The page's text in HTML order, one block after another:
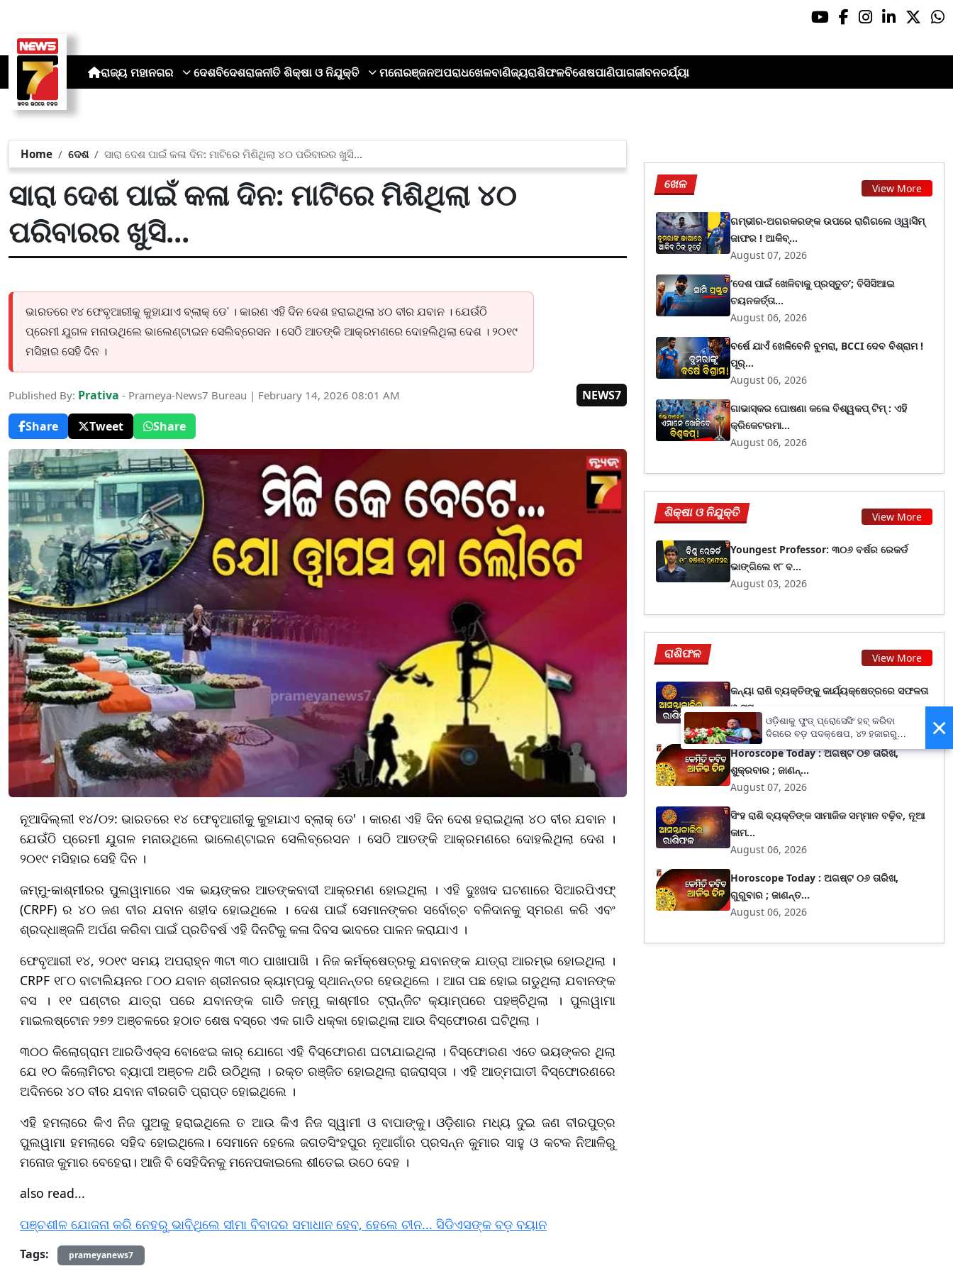
ରାଜ୍ୟ ମହାନଗର ଦେଶବିଦେଶରାଜନୀତି ଶିକ୍ଷା ଓ ନିଯୁକ୍ତି ମନୋରଞ୍ଜନଅପରାଧଖେଳବାଣିଜ୍ୟରାଶିଫଳବିଶେଷପାଣିପାଗଜୀବନଚର୍ଯ୍ୟା
Home ଦେଶ ସାରା ଦେଶ ପାଇଁ କଳା ଦିନ: ମାଟିରେ ମିଶିଥିଲା ୪୦ ପରିବାରର ଖୁସି...
ସାରା ଦେଶ ପାଇଁ କଳା ଦିନ: ମାଟିରେ ମିଶିଥିଲା ୪୦
ପରିବାରର ଖୁସି...
ଭାରତରେ ୧୪ ଫେବୃଆରୀକୁ କୁହାଯାଏ ବ୍ଲାକ୍ ଡେ' । କାରଣ ଏହି ଦିନ ଦେଶ ହରାଇଥିଲା ୪୦ ବୀର ଯବାନ । ଯେଉଁଠି
ପ୍ରେମୀ ଯୁଗଳ ମନାଉଥିଲେ ଭାଲେଣ୍ଟାଇନ ସେଲିବ୍ରେସନ । ସେଠି ଆତଙ୍କି ଆକ୍ରମଣରେ ଦୋହଲିଥିଲା ଦେଶ । ୨୦୧୯
ମସିହାର ସେହି ଦିନ ।
Published By: Prativa - Prameya-News7 Bureau | February 14, 2026 08:01 AM
NEWS7
Share
Tweet Share
ନୂଆଦିଲ୍ଲୀ ୧୪/୦୨: ଭାରତରେ ୧୪ ଫେବୃଆରୀକୁ କୁହାଯାଏ ବ୍ଲାକ୍ ଡେ' । କାରଣ ଏହି ଦିନ ଦେଶ ହରାଇଥିଲା ୪୦ ବୀର ଯବାନ ।
ଯେଉଁଠି ପ୍ରେମୀ ଯୁଗଳ ମନାଉଥିଲେ ଭାଲେଣ୍ଟାଇନ ସେଲିବ୍ରେସନ । ସେଠି ଆତଙ୍କି ଆକ୍ରମଣରେ ଦୋହଲିଥିଲା ଦେଶ ।
୨୦୧୯ ମସିହାର ସେହି ଦିନ ।
ଜମ୍ମୁ-କାଶ୍ମୀରର ପୁଲୱାମାରେ ଏକ ଭୟଙ୍କର ଆତଙ୍କବାଦୀ ଆକ୍ରମଣ ହୋଇଥିଲା । ଏହି ଦୁଃଖଦ ଘଟଣାରେ ସିଆରପିଏଫ୍
(CRPF) ର ୪୦ ଜଣ ବୀର ଯବାନ ଶହୀଦ ହୋଇଥିଲେ । ଦେଶ ପାଇଁ ସେମାନଙ୍କର ସର୍ବୋଚ୍ଚ ବଳିଦାନକୁ ସ୍ମରଣ କରି ଏବଂ
ଶ୍ରଦ୍ଧାଞ୍ଜଳି ଅର୍ପଣ କରିବା ପାଇଁ ପ୍ରତିବର୍ଷ ଏହି ଦିନଟିକୁ କଳା ଦିବସ ଭାବରେ ପାଳନ କରାଯାଏ ।
ଫେବୃଆରୀ ୧୪, ୨୦୧୯ ସମୟ ଅପରାହ୍ନ ୩ଟା ୩୦ ପାଖାପାଖି । ନିଜ କର୍ମକ୍ଷେତ୍ରକୁ ଯବାନଙ୍କ ଯାତ୍ରା ଆରମ୍ଭ ହୋଇଥିଲା ।
CRPF ୧୮୦ ବାଟାଲିୟନର ୮୦୦ ଯବାନ ଶ୍ରୀନଗର କ୍ୟାମ୍ପକୁ ସ୍ଥାନନ୍ତର ହେଉଥିଲେ । ଆଗ ପଛ ହୋଇ ଗଡୁଥିଲା ଯବାନଙ୍କ
ବସ । ୧୧ ଘଣ୍ଟାର ଯାତ୍ରା ପରେ ଯବାନଙ୍କ ଗାଡି ଜମ୍ମୁ କାଶ୍ମୀର ଟ୍ରାନ୍ଜିଟ କ୍ୟାମ୍ପରେ ପହଞ୍ଚିଥିଲା । ପୁଲୱାମା
ମାଇଲଷ୍ଟୋନ ୨୭୨ ଅଞ୍ଚଳରେ ହଠାତ ଶେଷ ବସ୍‌ରେ ଏକ ଗାଡି ଧକ୍କା ହୋଇଥିଲା ଆଉ ବିସ୍ଫୋରଣ ଘଟିଥିଲା ।
୩୦୦ କିଲୋଗ୍ରାମ ଆରଡିଏକ୍ସ ବୋଝେଇ କାର୍ ଯୋଗେ ଏହି ବିସ୍ଫୋରଣ ଘଟାଯାଇଥିଲା । ବିସ୍ଫୋରଣ ଏତେ ଭୟଙ୍କର ଥିଲା
ଯେ ୧୦ କିଲୋମିଟର ବ୍ୟାପୀ ଅଞ୍ଚଳ ଥରି ଉଠିଥିଲା । ରକ୍ତ ରଞ୍ଜିତ ହୋଇଥିଲା ରାଜରାସ୍ତା । ଏହି ଆତ୍ମଘାତୀ ବିସ୍ଫୋରଣରେ
ଅଦିନରେ ୪୦ ବୀର ଯବାନ ବୀରଗତି ପ୍ରାପ୍ତ ହୋଇଥିଲେ ।
ଏହି ହମଲାରେ କିଏ ନିଜ ପୁଅକୁ ହରାଇଥିଲେ ତ ଆଉ କିଏ ନିଜ ସ୍ୱାମୀ ଓ ବାପାଙ୍କୁ। ଓଡ଼ିଶାର ମଧ୍ୟ ଦୁଇ ଜଣ ବୀରପୁତ୍ର
ପୁଲୱାମା ହମଲାରେ ସହିଦ ହୋଇଥିଲେ। ସେମାନେ ହେଲେ ଜଗତସିଂହପୁର ନୂଆଗାଁର ପ୍ରସନ୍ନ କୁମାର ସାହୁ ଓ କଟକ ନିଆଳିରୁ
ମନୋଜ କୁମାର ବେହେରା। ଆଜି ବି ସେହିଦିନକୁ ମନେପକାଇଲେ ଶୀତେଇ ଉଠେ ଦେହ ।
also read...
ପଞ୍ଚଶୀଳ ଯୋଜନା କରି ନେହରୁ ଭାବିଥିଲେ ସୀମା ବିବାଦର ସମାଧାନ ହେବ, ହେଲେ ଚୀନ... ସିଡିଏସଙ୍କ ବଡ଼ ବୟାନ
Tags: prameyanews7
ଖେଳ View More
ଗମ୍ଭୀର-ଅଗରକରଙ୍କ ଉପରେ ରାଗିଗଲେ ଓ୍ୱାସିମ୍
ଜାଫର ! ଆକିବ୍...
August 07, 2026
‘ଦେଶ ପାଇଁ ଖେଳିବାକୁ ପ୍ରସ୍ତୁତ’; ବିସିସିଆଇ
ଚୟନକର୍ତ୍ତା...
August 06, 2026
ବର୍ଷେ ଯାଏଁ ଖେଳିବେନି ବୁମରା, BCCI ଦେବ ବିଶ୍ରାମ !
ପୂର୍...
August 06, 2026
ଗାଭାସ୍କର ଘୋଷଣା କଲେ ବିଶ୍ୱକପ୍ ଟିମ୍ : ଏହି
କ୍ରିକେଟରମା...
August 06, 2026
ଶିକ୍ଷା ଓ ନିଯୁକ୍ତି View More
Youngest Professor: ୩୦୬ ବର୍ଷର ରେକର୍ଡ
ଭାଙ୍ଗିଲେ ୧୮ ବ...
August 03, 2026
ରାଶିଫଳ View More
କନ୍ୟା ରାଶି ବ୍ୟକ୍ତିଙ୍କୁ କାର୍ଯ୍ୟକ୍ଷେତ୍ରରେ ସଫଳତା
ଓ ସମ...
August 07, 2026
Horoscope Today : ଅଗଷ୍ଟ ୦୭ ତାରିଖ,
ଶୁକ୍ରବାର ; ଜାଣନ୍...
August 07, 2026
ସିଂହ ରାଶି ବ୍ୟକ୍ତିଙ୍କ ସାମାଜିକ ସମ୍ମାନ ବଢ଼ିବ, ନୂଆ
କାମ...
August 06, 2026
Horoscope Today : ଅଗଷ୍ଟ ୦୬ ତାରିଖ,
ଗୁରୁବାର ; ଜାଣନ୍ତ...
August 06, 2026
×
ଓଡ଼ିଶାକୁ ଫୁଡ୍ ପ୍ରୋସେସିଂ ହବ୍ କରିବା
ଦିଗରେ ବଡ଼ ପଦକ୍ଷେପ, ୪୨ ହଜାରରୁ
ଅଧିକ ନିଯୁକ୍ତି ସୁଯୋଗ